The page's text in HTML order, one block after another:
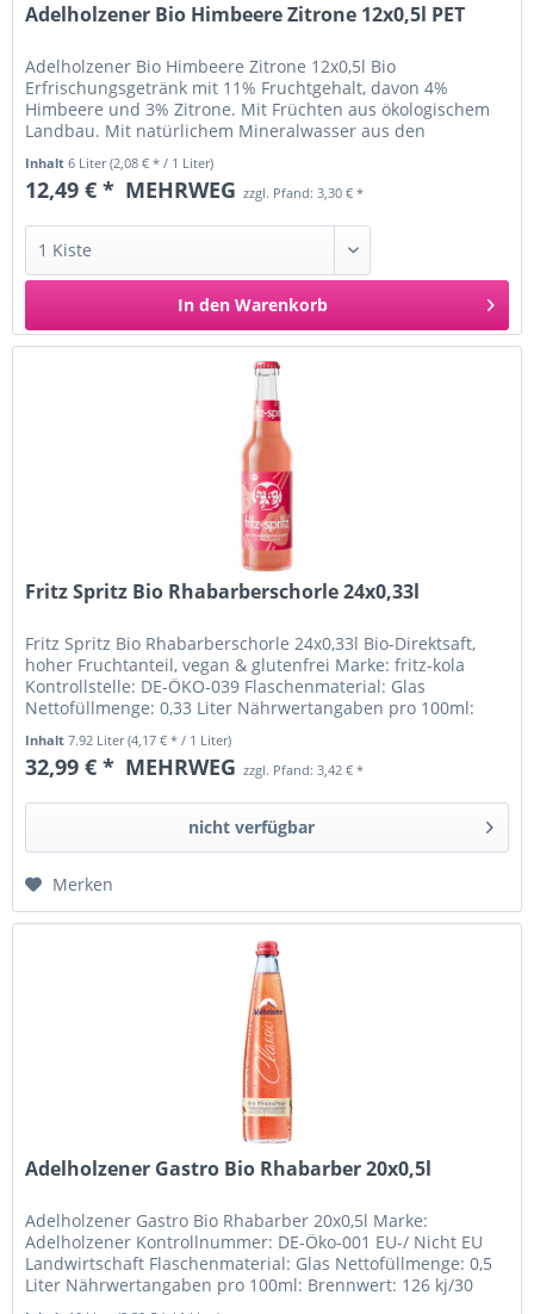
Adelholzener Bio Himbeere Zitrone 12x0,5l PET
Adelholzener Bio Himbeere Zitrone 12x0,5l Bio
Erfrischungsgetränk mit 11% Fruchtgehalt, davon 4%
Himbeere und 3% Zitrone. Mit Früchten aus ökologischem
Landbau. Mit natürlichem Mineralwasser aus den
Inhalt6 Liter(2,08 € * / 1 Liter)
12,49 € * MEHRWEG zzgl. Pfand: 3,30 € *
In den Warenkorb
Fritz Spritz Bio Rhabarberschorle 24x0,33l
Fritz Spritz Bio Rhabarberschorle 24x0,33l Bio-Direktsaft,
hoher Fruchtanteil, vegan & glutenfrei Marke: fritz-kola
Kontrollstelle: DE-ÖKO-039 Flaschenmaterial: Glas
Nettofüllmenge: 0,33 Liter Nährwertangaben pro 100ml:
Inhalt7.92 Liter(4,17 € * / 1 Liter)
32,99 € * MEHRWEG zzgl. Pfand: 3,42 € *
nicht verfügbar
Merken
Adelholzener Gastro Bio Rhabarber 20x0,5l
Adelholzener Gastro Bio Rhabarber 20x0,5l Marke:
Adelholzener Kontrollnummer: DE-Öko-001 EU-/ Nicht EU
Landwirtschaft Flaschenmaterial: Glas Nettofüllmenge: 0,5
Liter Nährwertangaben pro 100ml: Brennwert: 126 kj/30